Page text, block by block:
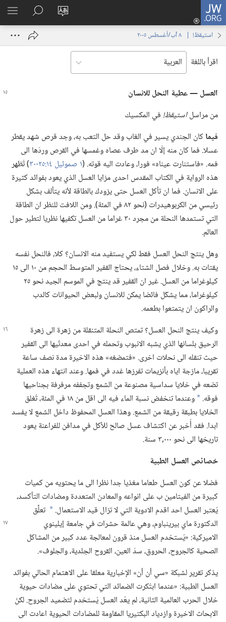
JW.ORG
تغيير
الموقع
تسجيل
الدخول
نافذة
البحث
في
JW.‎ORG
استيقظ‏!‏ | ‏‎ ٨‏ ‏‎آب/أغسطس‏ ‎٢٠٠٥
اقرأ باللغة
العسل —‏ عطية النحل للانسان
من مراسلاستيقظ!‏ في المكسيك
فيماكان الجندي يسير في الغاب وقد حل التعب به،‏ وجد قرص شهد يقطر
عسلا.‏ فما كان منه إلّا ان مد طرف عصاه وغمسها في القرص وردّها الى
فمه.‏ «فاستنارت عيناه» فورا،‏ وعادت اليه قوته.‏ (‏١ صموئيل ١٤:‏٢٥-‏٣٠
‏)‏ تُظهر
هذه الرواية في الكتاب المقدس احدى مزايا العسل الذي يعود بفوائد كثيرة
على الانسان.‏ فما ان تأكل العسل حتى يزودك بالطاقة لأنه يتألف بشكل
رئيسي من الكربوهيدرات (‏نحو ٨٢ في المئة)‏.‏ ومن اللافت للنظر ان الطاقة
التي تستمدها النحلة من مجرد ٣٠ غراما من العسل تكفيها نظريا لتطير حول
العالم.‏
وهل ينتج النحل العسل فقط لكي يستفيد منه الانسان؟‏ كلا،‏ فالنحل نفسه
يقتات به.‏ وخلال فصل الشتاء،‏ يحتاج القفير المتوسط الحجم من ١٠ الى ١٥
كيلوغراما من العسل.‏ غير ان القفير قد ينتج في الموسم الجيد نحو ٢٥
كيلوغراما،‏ مما يشكّل فائضا يمكن للانسان ولبعض الحيوانات كالدب
والراكون ان يتمتعوا بطعمه.‏
وكيف ينتج النحل العسل؟‏ تمتص النحلة المتنقلة من زهرة الى زهرة
الرحيق بلسانها الذي يشبه الانبوب وتحمله في احدى معدتَيها الى القفير
حيث تنقله الى نحلات اخرى.‏ «فتمضغه» هذه الاخيرة مدة نصف ساعة
تقريبا،‏ مازجة اياه بأنزيمات تفرزها غدد في فمها.‏ وعند انتهاء هذه العملية
تضعه في خلايا سداسية مصنوعة من الشمع وتجففه مرفرفة بجناحيها
فوقه.‏ *
وعندما تنخفض نسبة الماء فيه الى اقل من ١٨ في المئة،‏ تُغلق
الخلايا بطبقة رقيقة من الشمع.‏ وهذا العسل المحفوظ داخل الشمع لا يفسد
ابدا.‏ فقد أُخبر عن اكتشاف عسل صالح للأكل في مدافن للفراعنة يعود
تاريخها الى نحو ٠٠٠‏,٣ سنة.‏
خصائص العسل الطبية
فضلا عن كون العسل طعاما مغذيا جدا نظرا الى ما يحتويه من كميات
كبيرة من الفيتامين ب على انواعه والمعادن المتعددة ومضادات التأكسد،‏
يُعتبر العسل احد اقدم الادوية التي لا تزال قيد الاستعمال.‏ * تعلِّق
الدكتورة ماي بيرينباوم،‏ وهي عالمةحشرات في جامعة إيلينوي
الاميركية:‏ «يُستخدم العسل منذ قرون لمعالجة عدد كبير من المشاكل
الصحية كالجروح،‏ الحروق،‏ سدّ العين،‏ القروح الجلدية،‏ والجلوف».‏
يذكر تقرير لشبكة «سي أن أن» الإخبارية معلقا على الاهتمام الحالي بفوائد
العسل الطبية:‏ «عندما ابتُكرت الضمائد التي تحتوي على مضادات حيوية
خلال الحرب العالمية الثانية،‏ لم يعُد العسل يُستخدم لتضميد الجروح.‏ لكنّ
الابحاث الاخيرة وازدياد البكتيريا المقاومة للمضادات الحيوية اعادت الى